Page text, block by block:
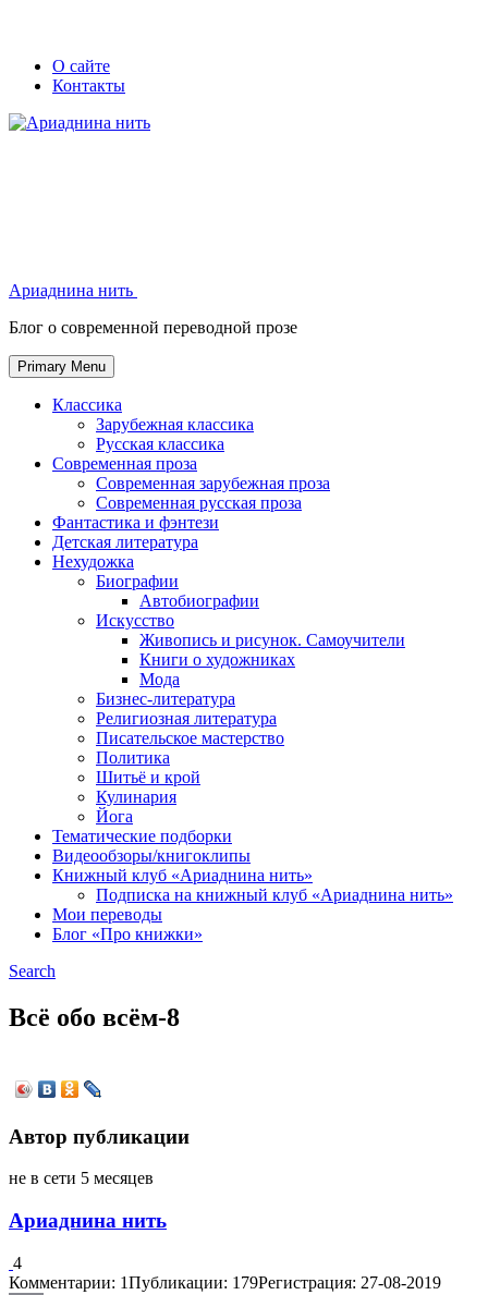
Skip
Secondary
left
navigation
Secondary
right
navigation
О сайте
Контакты
Ариаднина нить
Блог о современной переводной прозе
Primary Menu
Классика
Зарубежная классика
Русская классика
Современная проза
Современная зарубежная проза
Современная русская проза
Фантастика и фэнтези
Детская литература
Нехудожка
Биографии
Автобиографии
Искусство
Живопись и рисунок. Самоучители
Книги о художниках
Мода
Бизнес-литература
Религиозная литература
Писательское мастерство
Политика
Шитьё и крой
Кулинария
Йога
Тематические подборки
Видеообзоры/книгоклипы
Книжный клуб «Ариаднина нить»
Подписка на книжный клуб «Ариаднина нить»
Мои переводы
Блог «Про книжки»
Search
Всё обо всём-8
Автор публикации
не в сети 5 месяцев
Ариаднина нить
4
Комментарии: 1Публикации: 179Регистрация: 27-08-2019